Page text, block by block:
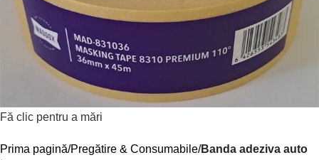
Fă clic pentru a mări
Prima pagină Pregătire & Consumabile Banda adeziva auto